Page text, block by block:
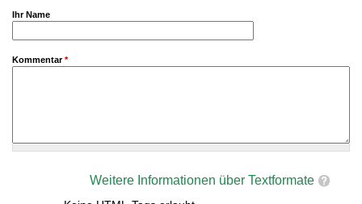
Ihr Name
Kommentar*
Weitere Informationen über Textformate